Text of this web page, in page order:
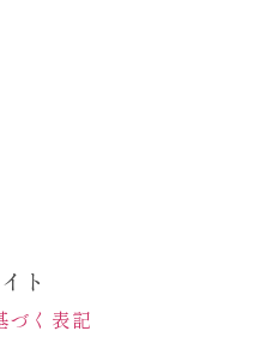
ト
づく表記